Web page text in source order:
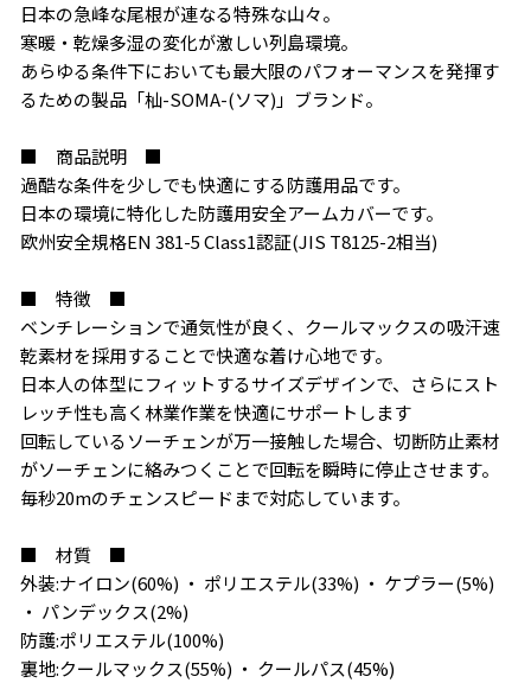
日本の急峰な尾根が連なる特殊な山々。
寒暖・乾燥多湿の変化が激しい列島環境。
あらゆる条件下においても最大限のパフォーマンスを発揮す
るための製品「杣-SOMA-(ソマ)」ブランド。
■ 商品説明 ■
過酷な条件を少しでも快適にする防護用品です。
日本の環境に特化した防護用安全アームカバーです。
欧州安全規格EN 381-5 Class1認証(JIS T8125-2相当)
■ 特徴 ■
ベンチレーションで通気性が良く、クールマックスの吸汗速
乾素材を採用することで快適な着け心地です。
日本人の体型にフィットするサイズデザインで、さらにスト
レッチ性も高く林業作業を快適にサポートします
回転しているソーチェンが万一接触した場合、切断防止素材
がソーチェンに絡みつくことで回転を瞬時に停止させます。
毎秒20mのチェンスピードまで対応しています。
■ 材質 ■
外装:ナイロン(60%) ・ ポリエステル(33%) ・ ケプラー(5%)
・ パンデックス(2%)
防護:ポリエステル(100%)
裏地:クールマックス(55%) ・ クールパス(45%)